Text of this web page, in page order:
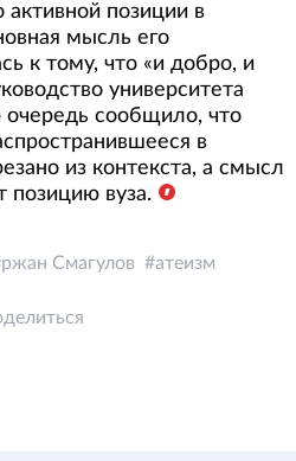
активной позиции в
мысль его
к тому, что «и добро, и
университета
сообщило, что
в
из контекста, а смысл
позицию вуза.
Смагулов атеизм